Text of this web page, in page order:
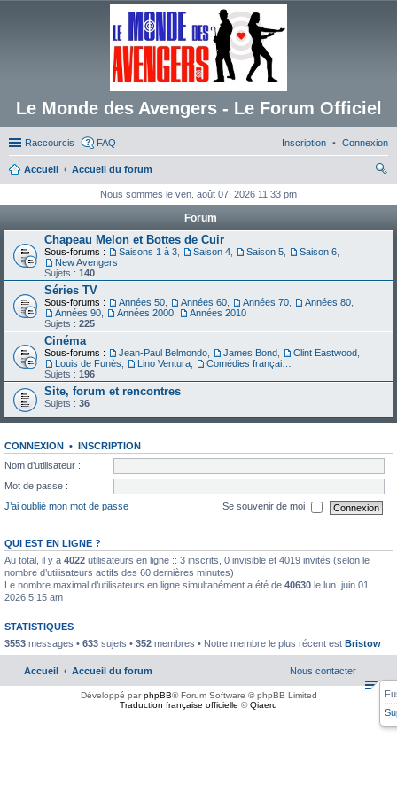
Le Monde des Avengers - Le Forum Officiel
Raccourcis FAQ Connexion
Inscription
Accueil
Accueil du forum
ch
Nous sommes le ven. août 07, 2026 11:33 pm
Forum
Chapeau Melon et Bottes de Cuir
Sous-forums : Saisons 1 à 3 Saison 4 Saison 5 Saison 6
New Avengers
Sujets : 140
Séries TV
Sous-forums : Années 50 Années 60 Années 70 Années 80
Années 90
Années 2000
Années 2010
Sujets : 225
Cinéma
Sous-forums : Jean-Paul Belmondo James Bond Clint Eastwood
Louis de Funès
Lino Ventura
Sujets : 196
Site, forum et rencontres
Sujets : 36
CONNEXION • INSCRIPTION
Nom d’utilisateur :
Mot de passe :
J’ai oublié mon mot de passe
Se souvenir de moi
QUI EST EN LIGNE ?
Au total, il y a 4022 utilisateurs en ligne :: 3 inscrits, 0 invisible et 4019 invités (selon le
nombre d’utilisateurs actifs des 60 dernières minutes)
Le nombre maximal d’utilisateurs en ligne simultanément a été de 40630 le lun. juin 01,
2026 5:15 am
STATISTIQUES
3553 messages • 633 sujets • 352 membres • Notre membre le plus récent est Bristow
Accueil Accueil du forum Nous contacter
Développé parphpBB® Forum Software © phpBB Limited
Traduction française officielle ©Qiaeru